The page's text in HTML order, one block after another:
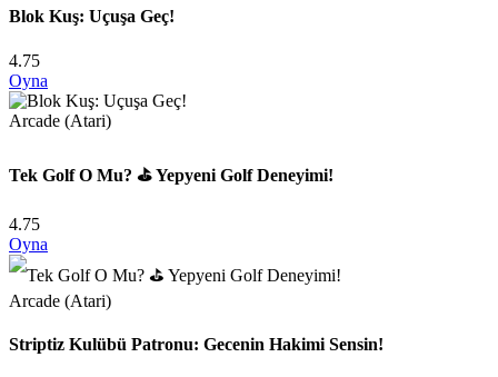
Blok Kuş: Uçuşa Geç!
4.75
Oyna
Arcade (Atari)
Tek Golf O Mu? ⛳️ Yepyeni Golf Deneyimi!
4.75
Oyna
Arcade (Atari)
Striptiz Kulübü Patronu: Gecenin Hakimi Sensin!